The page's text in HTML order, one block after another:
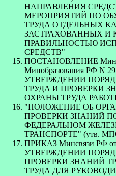
НАПРАВЛЕНИЯ
МЕРОПРИЯТИЙ ПО
ТРУДА ОТДЕЛЬНЫХ
ЗАСТРАХОВАННЫХ И
ПРАВИЛЬНОСТЬЮ
СРЕДСТВ"
ПОСТАНОВЛЕНИЕ
Минобразования РФ N
УТВЕРЖДЕНИИ
ТРУДА И ПРОВЕРКИ
ОХРАНЫ ТРУДА
"ПОЛОЖЕНИЕ ОБ
ПРОВЕРКИ ЗНАНИЙ
ФЕДЕРАЛЬНОМ
ТРАНСПОРТЕ" (утв.
ПРИКАЗ Минсвязи РФ
УТВЕРЖДЕНИИ
ПРОВЕРКИ ЗНАНИЙ
ТРУДА ДЛЯ